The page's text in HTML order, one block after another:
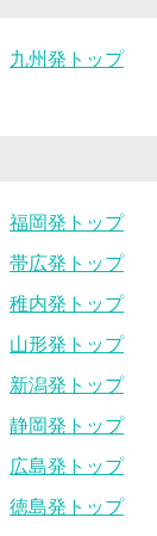
九州発トップ
福岡発トップ
帯広発トップ
稚内発トップ
山形発トップ
新潟発トップ
静岡発トップ
広島発トップ
徳島発トップ